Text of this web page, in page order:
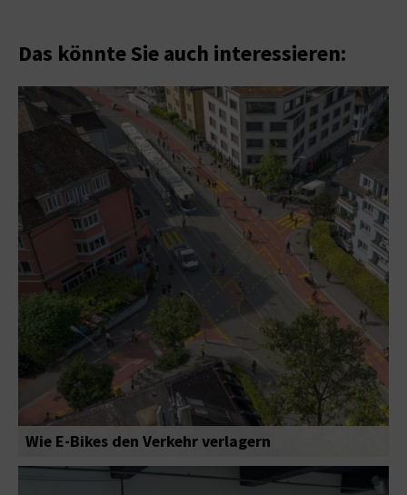
Das könnte Sie auch interessieren:
Wie E-Bikes den Verkehr verlagern